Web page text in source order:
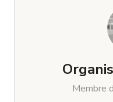
Membre